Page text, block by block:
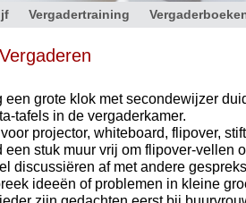
Vergadertraining
een grote klok met secondewijzer
tafels in de vergaderkamer.
projector, whiteboard, flipover,
een stuk muur vrij om flipover-vellen
discussiëren af met andere
ideeën of problemen in kleine